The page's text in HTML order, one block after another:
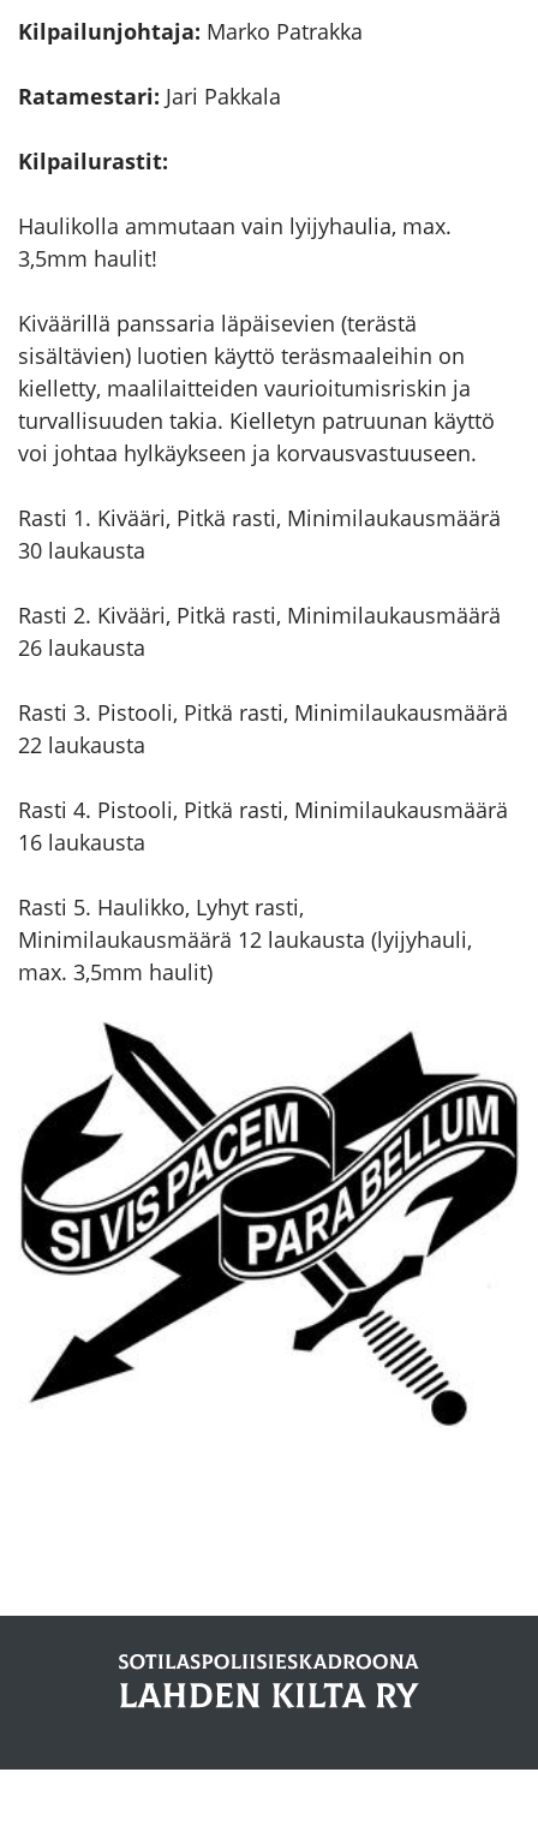
Kilpailunjohtaja: Marko Patrakka
Ratamestari: Jari Pakkala
Kilpailurastit:
Haulikolla ammutaan vain lyijyhaulia, max.
3,5mm haulit!
Kiväärillä panssaria läpäisevien (terästä
sisältävien) luotien käyttö teräsmaaleihin on
kielletty, maalilaitteiden vaurioitumisriskin ja
turvallisuuden takia. Kielletyn patruunan käyttö
voi johtaa hylkäykseen ja korvausvastuuseen.
Rasti 1. Kivääri, Pitkä rasti, Minimilaukausmäärä
30 laukausta
Rasti 2. Kivääri, Pitkä rasti, Minimilaukausmäärä
26 laukausta
Rasti 3. Pistooli, Pitkä rasti, Minimilaukausmäärä
22 laukausta
Rasti 4. Pistooli, Pitkä rasti, Minimilaukausmäärä
16 laukausta
Rasti 5. Haulikko, Lyhyt rasti,
Minimilaukausmäärä 12 laukausta (lyijyhauli,
max. 3,5mm haulit)